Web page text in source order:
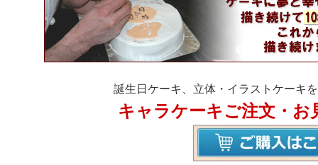
誕生日ケーキ、立体・イラストケーキ
キャラケーキご注文・お